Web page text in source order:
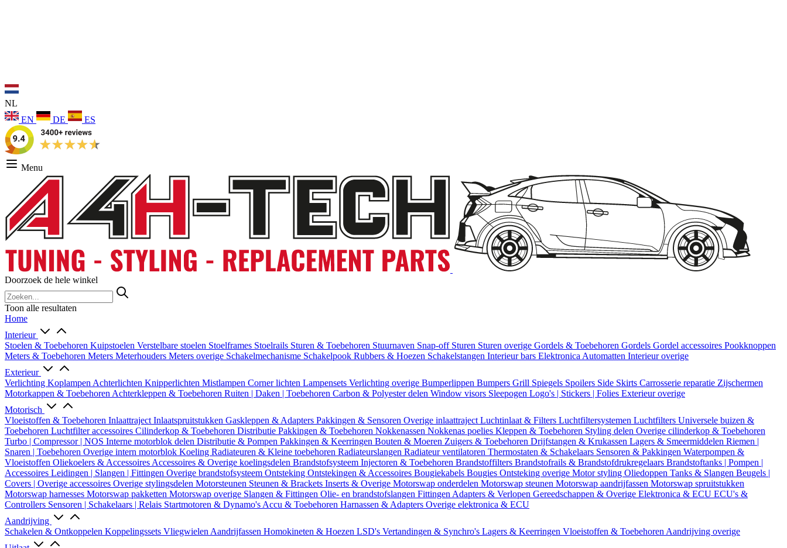
NL
EN
DE ES
Menu
Doorzoek de hele winkel
Toon alle resultaten
Home
Interieur
Stoelen & Toebehoren Kuipstoelen Verstelbare stoelen Stoelframes Stoelrails Sturen & Toebehoren Stuurnaven Snap-off Sturen Sturen overige Gordels & Toebehoren Gordels Gordel accessoires Pookknoppen
Meters & Toebehoren Meters Meterhouders Meters overige Schakelmechanisme Schakelpook Rubbers & Hoezen Schakelstangen Interieur bars Elektronica Automatten Interieur overige
Exterieur
Verlichting Koplampen Achterlichten Knipperlichten Mistlampen Corner lichten Lampensets Verlichting overige Bumperlippen Bumpers Grill Spiegels Spoilers Side Skirts Carrosserie reparatie Zijschermen
Motorkappen & Toebehoren Achterkleppen & Toebehoren Ruiten | Daken | Toebehoren Carbon & Polyester delen Window visors Sleepogen Logo's | Stickers | Folies Exterieur overige
Motorisch
Vloeistoffen & Toebehoren Inlaattraject Inlaatspruitstukken Gaskleppen & Adapters Pakkingen & Sensoren Overige inlaattraject Luchtinlaat & Filters Luchtfiltersystemen Luchtfilters Universele buizen &
Toebehoren Luchtfilter accessoires Cilinderkop & Toebehoren Distributie Pakkingen & Toebehoren Nokkenassen Nokkenas poelies Kleppen & Toebehoren Styling delen Overige cilinderkop & Toebehoren
Turbo | Compressor | NOS Interne motorblok delen Distributie & Pompen Pakkingen & Keerringen Bouten & Moeren Zuigers & Toebehoren Drijfstangen & Krukassen Lagers & Smeermiddelen Riemen |
Snaren | Toebehoren Overige intern motorblok Koeling Radiateuren & Kleine toebehoren Radiateurslangen Radiateur ventilatoren Thermostaten & Schakelaars Sensoren & Pakkingen Waterpompen &
Vloeistoffen Oliekoelers & Accessoires Accessoires & Overige koelingsdelen Brandstofsysteem Injectoren & Toebehoren Brandstoffilters Brandstofrails & Brandstofdrukregelaars Brandstoftanks | Pompen |
Accessoires Leidingen | Slangen | Fittingen Overige brandstofsysteem Ontsteking Ontstekingen & Accessoires Bougiekabels Bougies Ontsteking overige Motor styling Oliedoppen Tanks & Slangen Beugels |
Covers | Overige accessoires Overige stylingsdelen Motorsteunen Steunen & Brackets Inserts & Overige Motorswap onderdelen Motorswap steunen Motorswap aandrijfassen Motorswap spruitstukken
Motorswap harnesses Motorswap pakketten Motorswap overige Slangen & Fittingen Olie- en brandstofslangen Fittingen Adapters & Verlopen Gereedschappen & Overige Elektronica & ECU ECU's &
Controllers Sensoren | Schakelaars | Relais Startmotoren & Dynamo's Accu & Toebehoren Harnassen & Adapters Overige elektronica & ECU
Aandrijving
Schakelen & Ontkoppelen Koppelingssets Vliegwielen Aandrijfassen Homokineten & Hoezen LSD's Vertandingen & Synchro's Lagers & Keerringen Vloeistoffen & Toebehoren Aandrijving overige